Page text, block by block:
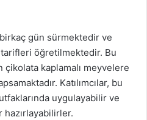
gün sürmektedir ve
tarifleri öğretilmektedir. Bu
kaplamalı meyvelere
Katılımcılar, bu
uygulayabilir ve